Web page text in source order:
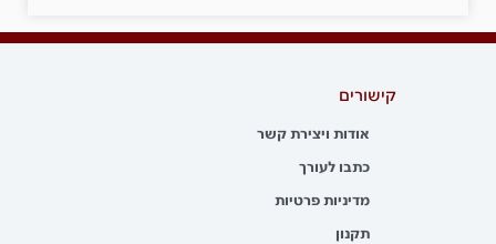
קישורים
אודות ויצירת קשר
כתבו לעורך
מדיניות פרטיות
תקנון